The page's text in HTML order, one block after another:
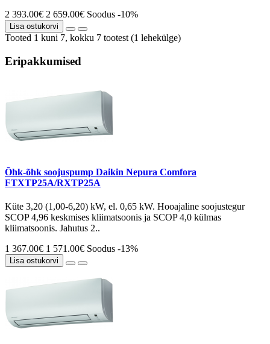
2 393.00€ 2 659.00€ Soodus -10%
Lisa ostukorvi
Tooted 1 kuni 7, kokku 7 tootest (1 lehekülge)
Eripakkumised
Õhk-õhk soojuspump Daikin Nepura Comfora
FTXTP25A/RXTP25A
Küte 3,20 (1,00-6,20) kW, el. 0,65 kW. Hooajaline soojustegur
SCOP 4,96 keskmises kliimatsoonis ja SCOP 4,0 külmas
kliimatsoonis. Jahutus 2..
1 367.00€ 1 571.00€ Soodus -13%
Lisa ostukorvi